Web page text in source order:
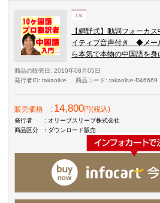
【網野式】動詞フォーカ
イティブ音声付き ◆メー
ら本気で本物の中国語を身
商品の販売日 : 2010年08月05日
発行者ID: takaolive 商品コード: takaolive-D46669
販売価格 : 14,800円(税込)
発行者
: オリーブスリーブ株式会社
商品区分
: ダウンロード販売